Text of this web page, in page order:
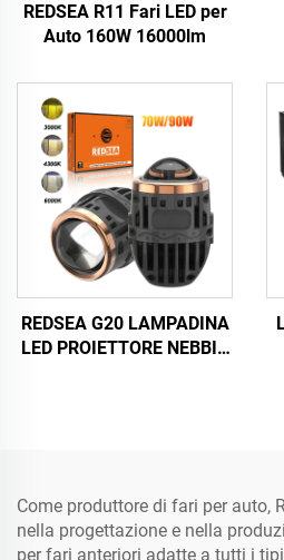
REDSEA R11 Fari LED per
Auto 160W 16000lm
REDSEA G20 LAMPADINA
LED PROIETTORE NEBBIA
Come produttore di fari per auto,
nella progettazione e nella
per fari anteriori adatte a tutti i